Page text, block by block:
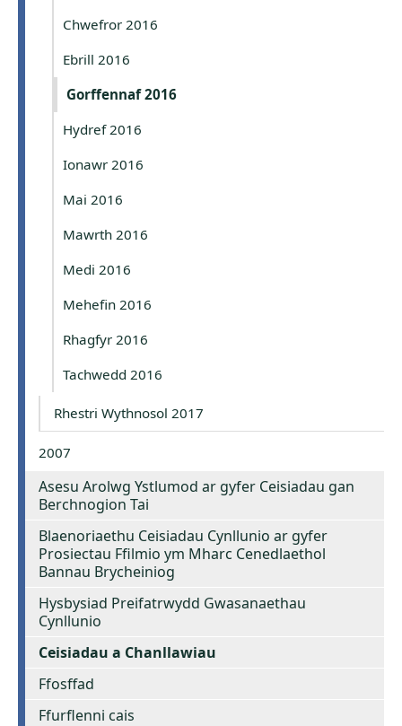
Chwefror 2016
Ebrill 2016
Gorffennaf 2016
Hydref 2016
Ionawr 2016
Mai 2016
Mawrth 2016
Medi 2016
Mehefin 2016
Rhagfyr 2016
Tachwedd 2016
Rhestri Wythnosol 2017
2007
Asesu Arolwg Ystlumod ar gyfer Ceisiadau gan
Berchnogion Tai
Blaenoriaethu Ceisiadau Cynllunio ar gyfer
Prosiectau Ffilmio ym Mharc Cenedlaethol
Bannau Brycheiniog
Hysbysiad Preifatrwydd Gwasanaethau
Cynllunio
Ceisiadau a Chanllawiau
Ffosffad
Ffurflenni cais